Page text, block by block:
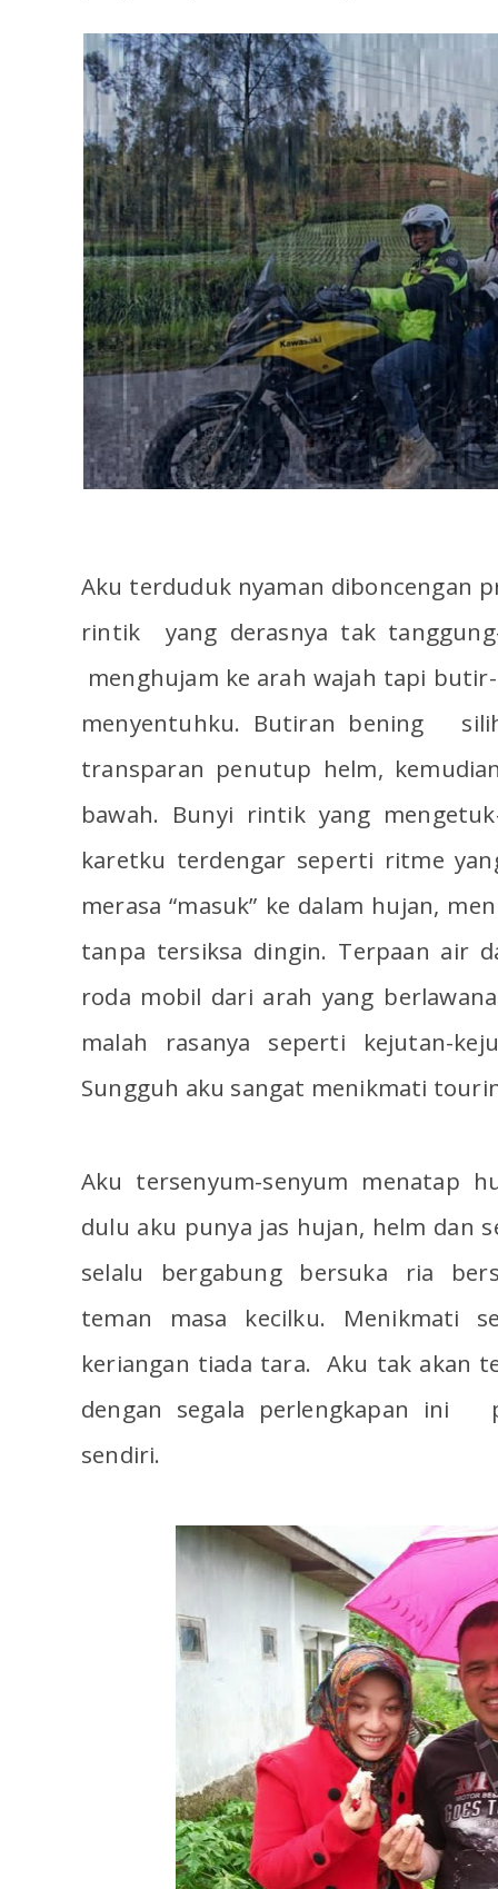
Aku terduduk nyaman diboncengan
rintik yang derasnya tak
menghujam ke arah wajah tapi
menyentuhku. Butiran bening
transparan penutup helm,
bawah. Bunyi rintik yang
karetku terdengar seperti ritme
merasa “masuk” ke dalam hujan,
tanpa tersiksa dingin. Terpaan air
roda mobil dari arah yang
malah rasanya seperti kejutan-
Sungguh aku sangat menikmati
Aku tersenyum-senyum menatap
dulu aku punya jas hujan, helm dan
selalu bergabung bersuka ria
teman masa kecilku. Menikmati
keriangan tiada tara. Aku tak akan
dengan segala perlengkapan ini
sendiri.